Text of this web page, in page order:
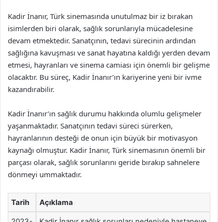
Kadir İnanır, Türk sinemasında unutulmaz bir iz bırakan
isimlerden biri olarak, sağlık sorunlarıyla mücadelesine
devam etmektedir. Sanatçının, tedavi sürecinin ardından
sağlığına kavuşması ve sanat hayatına kaldığı yerden devam
etmesi, hayranları ve sinema camiası için önemli bir gelişme
olacaktır. Bu süreç, Kadir İnanır’ın kariyerine yeni bir ivme
kazandırabilir.
Kadir İnanır’ın sağlık durumu hakkında olumlu gelişmeler
yaşanmaktadır. Sanatçının tedavi süreci sürerken,
hayranlarının desteği de onun için büyük bir motivasyon
kaynağı olmuştur. Kadir İnanır, Türk sinemasının önemli bir
parçası olarak, sağlık sorunlarını geride bırakıp sahnelere
dönmeyi ummaktadır.
Tarih Açıklama